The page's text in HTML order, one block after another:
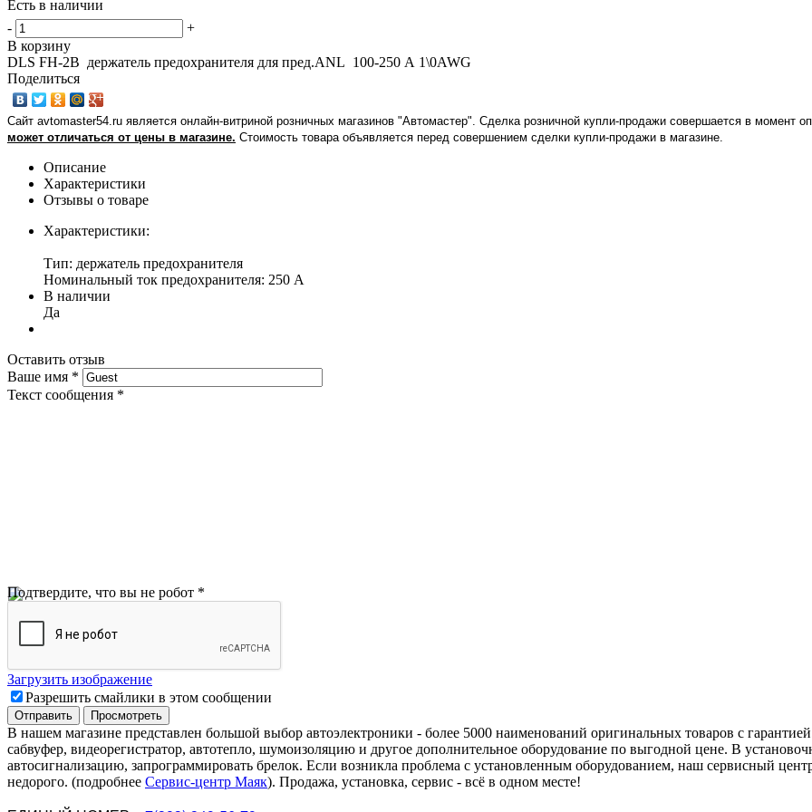
Есть в наличии
-
+
В корзину
DLS FH-2B держатель предохранителя для пред.ANL 100-250 А 1\0AWG
Поделиться
Сайт avtomaster54.ru является онлайн-витриной розничных магазинов "Автомастер". Сделка розничной купли-продажи совершается в момент
может отличаться от цены в магазине. Стоимость товара объявляется перед совершением сделки купли-продажи в магазине
Описание
Характеристики
Отзывы о товаре
Характеристики:
Тип: держатель предохранителя
Номинальный ток предохранителя: 250 А
В наличии
Да
Оставить отзыв
Ваше имя *
Текст сообщения *
Подтвердите, что вы не робот *
Загрузить изображение
Разрешить смайлики в этом сообщении
В нашем магазине представлен большой выбор автоэлектроники - более 5000 наименований оригинальных товаров с
сабвуфер, видеорегистратор, автотепло, шумоизоляцию и другое дополнительное оборудование по выгодной цене. В
автосигнализацию, запрограммировать брелок. Если возникла проблема с установленным оборудованием, наш сервисный
недорого. (подробнее Сервис-центр Маяк). Продажа, установка, сервис - всё в одном месте!